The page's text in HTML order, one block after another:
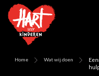
Home Wat wij doen